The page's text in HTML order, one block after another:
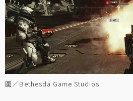
圖／Bethesda Game Studios